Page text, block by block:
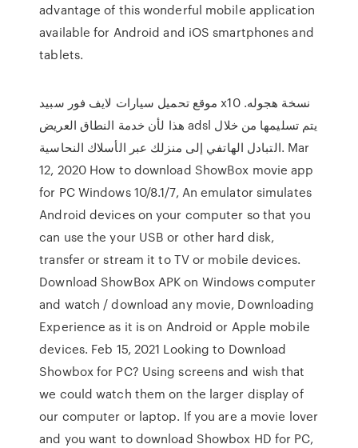
advantage of this wonderful mobile application
available for Android and iOS smartphones and
tablets.
موقع تحميل سيارات لايف فور سبيد x10 نسخة هجوله.
هذا لأن خدمة النطاق العريض adsl يتم تسليمها من خلال
التبادل الهاتفي إلى منزلك عبر الأسلاك النحاسية. Mar
12, 2020 How to download ShowBox movie app
for PC Windows 10/8.1/7, An emulator simulates
Android devices on your computer so that you
can use the your USB or other hard disk,
transfer or stream it to TV or mobile devices.
Download ShowBox APK on Windows computer
and watch / download any movie, Downloading
Experience as it is on Android or Apple mobile
devices. Feb 15, 2021 Looking to Download
Showbox for PC? Using screens and wish that
we could watch them on the larger display of
our computer or laptop. If you are a movie lover
and you want to download Showbox HD for PC,